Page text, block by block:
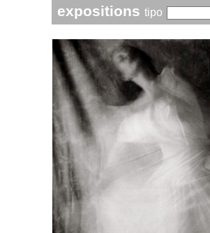
expositionstipo